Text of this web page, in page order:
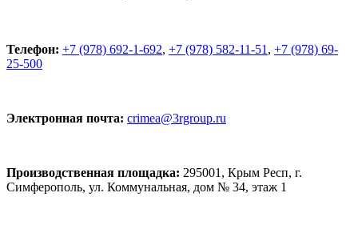
Телефон: +7 (978) 692-1-692, +7 (978) 582-11-51 , +7 (978) 69-
25-500
Электронная почта: crimea@3rgroup.ru
Производственная площадка: 295001, Крым Респ, г.
Симферополь, ул. Коммунальная, дом № 34, этаж 1